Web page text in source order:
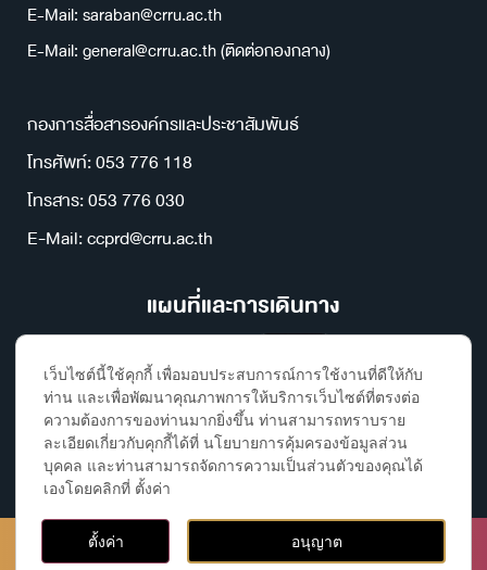
E-Mail: saraban@crru.ac.th
E-Mail: general@crru.ac.th (ติดต่อกองกลาง)
กองการสื่อสารองค์กรและประชาสัมพันธ์
โทรศัพท์: 053 776 118
โทรสาร: 053 776 030
E-Mail: ccprd@crru.ac.th
แผนที่และการเดินทาง
Copyright ©2023 Chiang Rai Rajabhat University, All rights
reserved | By กองการสื่อสารองค์กรและประชาสัมพันธ์
เว็บไซต์นี้ใช้คุกกี้ เพื่อมอบประสบการณ์การใช้งานที่ดีให้กับ
ท่าน และเพื่อพัฒนาคุณภาพการให้บริการเว็บไซต์ที่ตรงต่อ
ความต้องการของท่านมากยิ่งขึ้น ท่านสามารถทราบราย
ละเอียดเกี่ยวกับคุกกี้ได้ที่ นโยบายการคุ้มครองข้อมูลส่วน
บุคคล และท่านสามารถจัดการความเป็นส่วนตัวของคุณได้
เองโดยคลิกที่ ตั้งค่า
อนุญาต
ตั้งค่าติดต่อ, ค้นหาห้องเรียนและอาคาร